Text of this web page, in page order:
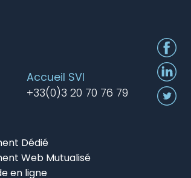
Accueil SVI
+33(0)3 20 70 76 79
Dédié
Web Mutualisé
en ligne